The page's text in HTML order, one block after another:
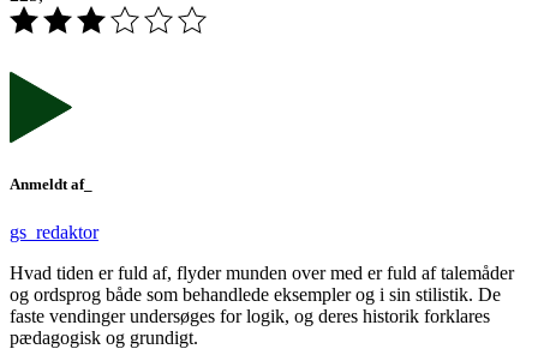
Anmeldt af_
gs_redaktor
Hvad tiden er fuld af, flyder munden over med er fuld af talemåder
og ordsprog både som behandlede eksempler og i sin stilistik. De
faste vendinger undersøges for logik, og deres historik forklares
pædagogisk og grundigt.